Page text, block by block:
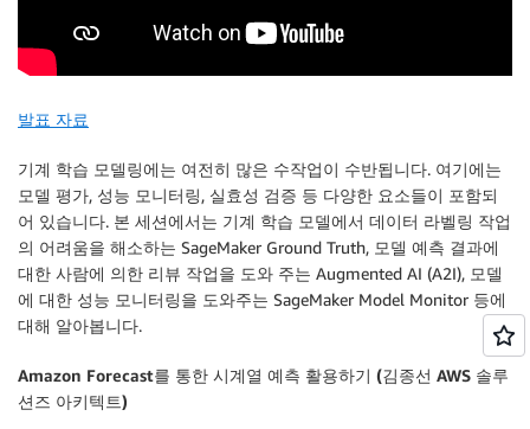
발표 자료
기계 학습 모델링에는 여전히 많은 수작업이 수반됩니다. 여기에는
모델 평가, 성능 모니터링, 실효성 검증 등 다양한 요소들이 포함되
어 있습니다. 본 세션에서는 기계 학습 모델에서 데이터 라벨링 작업
의 어려움을 해소하는 SageMaker Ground Truth, 모델 예측 결과에
대한 사람에 의한 리뷰 작업을 도와 주는 Augmented AI (A2I), 모델
에 대한 성능 모니터링을 도와주는 SageMaker Model Monitor 등에
대해 알아봅니다.
Amazon Forecast를 통한 시계열 예측 활용하기 (김종선 AWS 솔루
션즈 아키텍트)